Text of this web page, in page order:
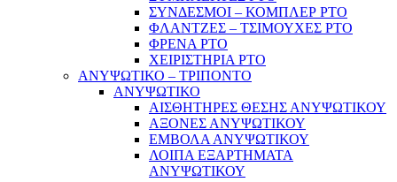
ΣΥΝΔΕΣΜΟΙ – ΚΟΜΠΛΕΡ PTO
ΦΛΑΝΤΖΕΣ – ΤΣΙΜΟΥΧΕΣ PTO
ΦΡΕΝΑ PTO
ΧΕΙΡΙΣΤΗΡΙΑ PTO
ΑΝΥΨΩΤΙΚΟ – ΤΡΙΠΟΝΤΟ
ΑΝΥΨΩΤΙΚΟ
ΑΙΣΘΗΤΗΡΕΣ ΘΕΣΗΣ ΑΝΥΨΩΤΙΚΟΥ
ΑΞΟΝΕΣ ΑΝΥΨΩΤΙΚΟΥ
ΕΜΒΟΛΑ ΑΝΥΨΩΤΙΚΟΥ
ΛΟΙΠΑ ΕΞΑΡΤΗΜΑΤΑ
ΑΝΥΨΩΤΙΚΟΥ